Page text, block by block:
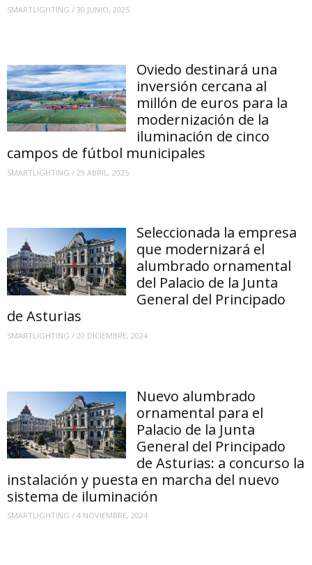
SMARTLIGHTING / 30 JUNIO, 2025
Oviedo destinará una
inversión cercana al
millón de euros para la
modernización de la
iluminación de cinco
campos de fútbol municipales
SMARTLIGHTING / 29 ABRIL, 2025
Seleccionada la empresa
que modernizará el
alumbrado ornamental
del Palacio de la Junta
General del Principado
de Asturias
SMARTLIGHTING / 20 DICIEMBRE, 2024
Nuevo alumbrado
ornamental para el
Palacio de la Junta
General del Principado
de Asturias: a concurso la
instalación y puesta en marcha del nuevo
sistema de iluminación
SMARTLIGHTING / 4 NOVIEMBRE, 2024